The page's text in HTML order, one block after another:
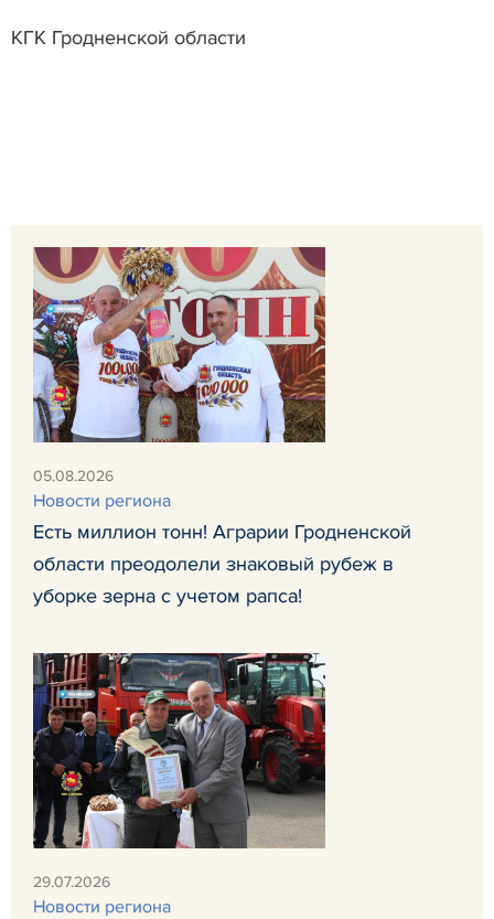
КГК Гродненской области
05.08.2026
Новости региона
Есть миллион тонн! Аграрии Гродненской
области преодолели знаковый рубеж в
уборке зерна с учетом рапса!
29.07.2026
Новости региона